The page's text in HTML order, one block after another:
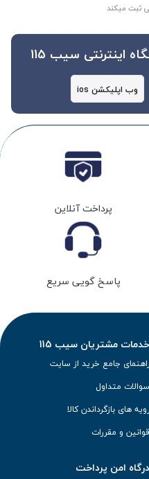
ثبت میکند
سیب 115
وب اپلیکشن ios
پرداخت آنلاین
پاسخ گویی سریع
خدمات مشتریان سیب 115
راهنمای جامع خرید از سایت
سوالات متداول
رویه های بازگرداندن کالا
قوانین و مقررات
درگاه امن پرداخت